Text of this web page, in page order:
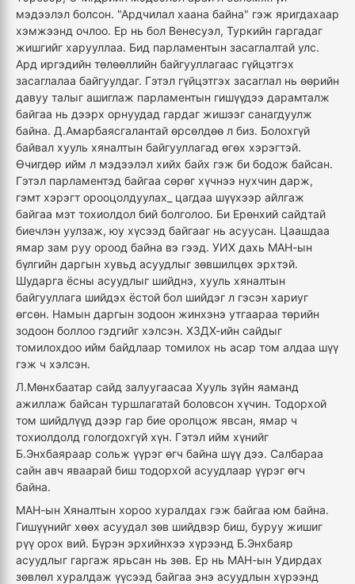
мэдээлэл болсон. "Ардчилал хаана байна" гэж яригдахаар
хэмжээнд очлоо. Ер нь бол Венесуэл, Туркийн гаргадаг
жишгийг харууллаа. Бид парламентын засаглалтай улс.
Ард иргэдийн төлөөллийн байгууллагаас гүйцэтгэх
засаглалаа байгуулдаг. Гэтэл гүйцэтгэх засаглал нь өөрийн
давуу талыг ашиглаж парламентын гишүүдээ дарамталж
байгаа нь дээрх орнуудад гардаг жишээг санагдуулж
байна. Д.Амарбаясгалантай өрсөлдөө л биз. Болохгүй
байвал хууль хяналтын байгууллагад өгөх хэрэгтэй.
Өчигдөр ийм л мэдээлэл хийх байх гэж би бодож байсан.
Гэтэл парламентэд байгаа сөрөг хүчнээ нухчин дарж,
гэмт хэрэгт орооцолдуулах_ цагдаа шүүхээр айлгаж
байгаа мэт тохиолдол бий болголоо. Би Ерөнхий сайдтай
биечлэн уулзаж, юу хүсээд байгааг нь асуусан. Цаашдаа
ямар зам руу ороод байна вэ гээд. УИХ дахь МАН-ын
бүлгийн даргын хувьд асуудлыг зөвшилцөх эрхтэй.
Шударга ёсны асуудлыг шийднэ, хууль хяналтын
байгууллага шийдэх ёстой бол шийдэг л гэсэн хариуг
өгсөн. Намын даргын зодоон жинхэнэ утгаараа төрийн
зодоон боллоо гэдгийг хэлсэн. ХЗДХ-ийн сайдыг
томилохдоо ийм байдлаар томилох нь асар том алдаа шүү
гэж ч хэлсэн.
Л.Мөнхбаатар сайд залуугаасаа Хууль зүйн яаманд
ажиллаж байсан туршлагатай боловсон хүчин. Тодорхой
том шийдлүүд дээр гар бие оролцож явсан, ямар ч
тохиолдолд гологдохгүй хүн. Гэтэл ийм хүнийг
Б.Энхбаяраар сольж үүрэг өгч байна шүү дээ. Салбараа
сайн авч яваарай биш тодорхой асуудлаар үүрэг өгч
байна.
МАН-ын Хяналтын хороо хуралдах гэж байгаа юм байна.
Гишүүнийг хөөх асуудал зөв шийдвэр биш, буруу жишиг
рүү орох вий. Бүрэн эрхийнхээ хүрээнд Б.Энхбаяр
асуудлыг гаргаж ярьсан нь зөв. Ер нь МАН-ын Удирдах
зөвлөл хуралдаж үүсээд байгаа энэ асуудлын хүрээнд